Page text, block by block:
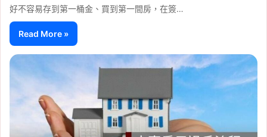
好不容易存到第一桶金、買到第一間房，在簽…
Read More »